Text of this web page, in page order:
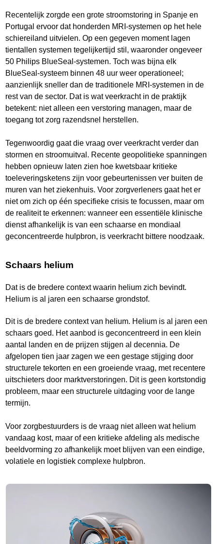
Recentelijk zorgde een grote stroomstoring in Spanje en
Portugal ervoor dat honderden MRI-systemen op het hele
schiereiland uitvielen. Op een gegeven moment lagen
tientallen systemen tegelijkertijd stil, waaronder ongeveer
50 Philips BlueSeal-systemen. Toch was bijna elk
BlueSeal-systeem binnen 48 uur weer operationeel;
aanzienlijk sneller dan de traditionele MRI-systemen in de
rest van de sector. Dat is wat veerkracht in de praktijk
betekent: niet alleen een verstoring managen, maar de
toegang tot zorg razendsnel herstellen.
Tegenwoordig gaat die vraag over veerkracht verder dan
stormen en stroomuitval. Recente geopolitieke spanningen
hebben opnieuw laten zien hoe kwetsbaar kritieke
toeleveringsketens zijn voor gebeurtenissen ver buiten de
muren van het ziekenhuis. Voor zorgverleners gaat het er
niet om zich op één specifieke crisis te focussen, maar om
de realiteit te erkennen: wanneer een essentiële klinische
dienst afhankelijk is van een schaarse en mondiaal
geconcentreerde hulpbron, is veerkracht bittere noodzaak.
Schaars helium
Dat is de bredere context waarin helium zich bevindt.
Helium is al jaren een schaarse grondstof.
Dit is de bredere context van helium. Helium is al jaren een
schaars goed. Het aanbod is geconcentreerd in een klein
aantal landen en de prijzen stijgen al decennia. De
afgelopen tien jaar zagen we een gestage stijging door
structurele tekorten en een groeiende vraag, met recentere
uitschieters door marktverstoringen. Dit is geen kortstondig
probleem, maar een structurele uitdaging voor de lange
termijn.
Voor zorgbestuurders is de vraag niet alleen wat helium
vandaag kost, maar of een kritieke afdeling als medische
beeldvorming zo afhankelijk moet blijven van een eindige,
volatiele en logistiek complexe hulpbron.